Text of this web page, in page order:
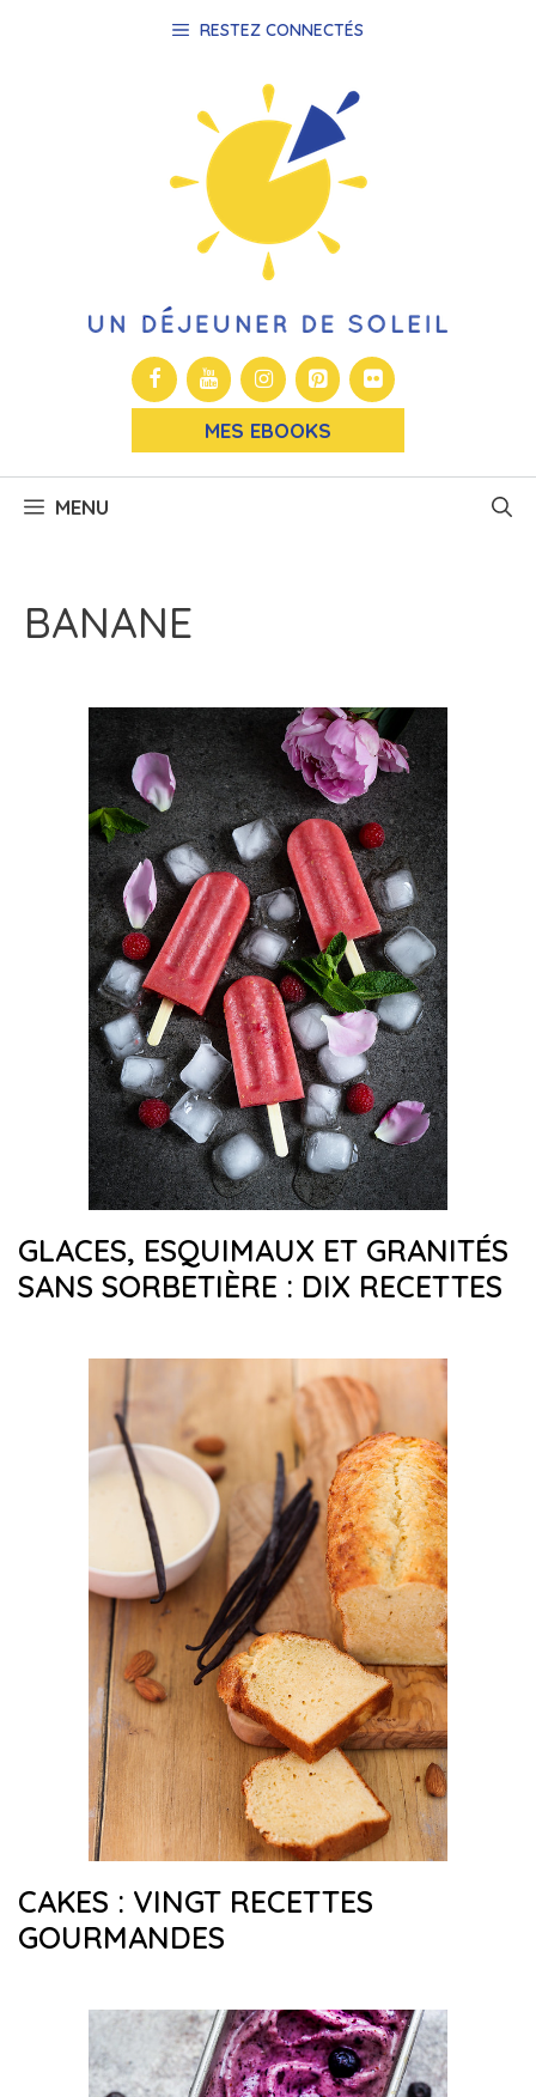
RESTEZ CONNECTÉS
MES EBOOKS
MENU
BANANE
GLACES, ESQUIMAUX ET GRANITÉS
SANS SORBETIÈRE : DIX RECETTES
CAKES : VINGT RECETTES
GOURMANDES